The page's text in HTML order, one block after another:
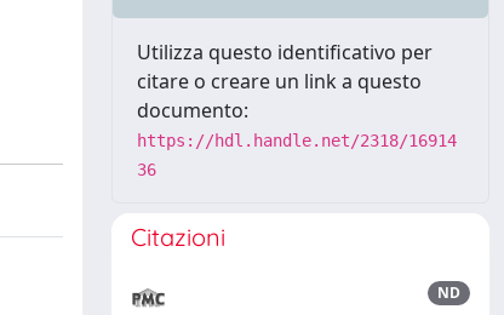
Utilizza questo identificativo per
citare o creare un link a questo
documento:
https://hdl.handle.net/2318/16914
36
Citazioni
ND